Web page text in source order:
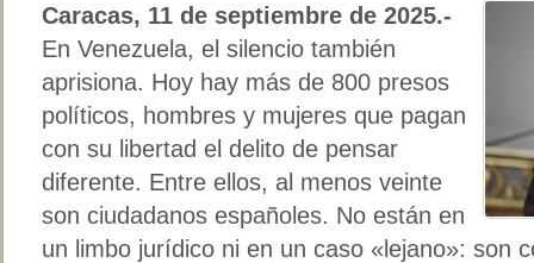
Caracas, 11 de septiembre de 2025.-
En Venezuela, el silencio también
aprisiona. Hoy hay más de 800 presos
políticos, hombres y mujeres que pagan
con su libertad el delito de pensar
diferente. Entre ellos, al menos veinte
son ciudadanos españoles. No están en
un limbo jurídico ni en un caso «lejano»: son